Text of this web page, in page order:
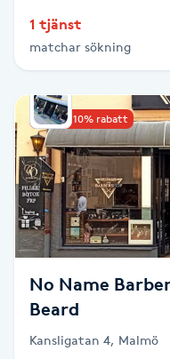
Fransborttagning
Fransfärgning
Fransförlängning
Fransförlängning
Fransförlängning Volym
Fransrengöring
1 tjänst
matchar sökning
Upp till 10% rabatt
No Name
Beard
Kansligatan 4, Malmö